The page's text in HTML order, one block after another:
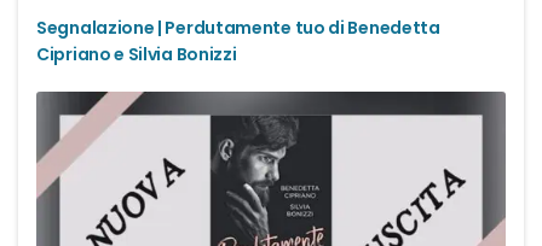
Segnalazione | Perdutamente tuo di Benedetta
Cipriano e Silvia Bonizzi